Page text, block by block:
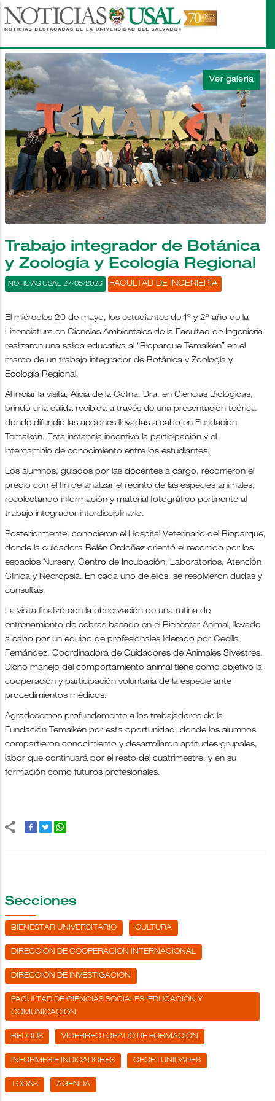
Pasar
al
principal
Trabajo integrador de Botánica
y Zoología y Ecología Regional
FACULTAD DE INGENIERÍA
NOTICIAS USAL 27/05/2026
El miércoles 20 de mayo, los estudiantes de 1º y 2º año de la
Licenciatura en Ciencias Ambientales de la Facultad de Ingeniería
realizaron una salida educativa al “Bioparque Temaikén” en el
marco de un trabajo integrador de Botánica y Zoología y
Ecología Regional.
Al iniciar la visita, Alicia de la Colina, Dra. en Ciencias Biológicas,
brindó una cálida recibida a través de una presentación teórica
donde difundió las acciones llevadas a cabo en Fundación
Temaikén. Esta instancia incentivó la participación y el
intercambio de conocimiento entre los estudiantes.
Los alumnos, guiados por las docentes a cargo, recorrieron el
predio con el fin de analizar el recinto de las especies animales,
recolectando información y material fotográfico pertinente al
trabajo integrador interdisciplinario.
Posteriormente, conocieron el Hospital Veterinario del Bioparque,
donde la cuidadora Belén Ordoñez orientó el recorrido por los
espacios Nursery, Centro de Incubación, Laboratorios, Atención
Clínica y Necropsia. En cada uno de ellos, se resolvieron dudas y
consultas.
La visita finalizó con la observación de una rutina de
entrenamiento de cebras basado en el Bienestar Animal, llevado
a cabo por un equipo de profesionales liderado por Cecilia
Fernández, Coordinadora de Cuidadores de Animales Silvestres.
Dicho manejo del comportamiento animal tiene como objetivo la
cooperación y participación voluntaria de la especie ante
procedimientos médicos.
Agradecemos profundamente a los trabajadores de la
Fundación Temaikén por esta oportunidad, donde los alumnos
compartieron conocimiento y desarrollaron aptitudes grupales,
labor que continuará por el resto del cuatrimestre, y en su
formación como futuros profesionales.
Secciones
BIENESTAR UNIVERSITARIO CULTURA
DIRECCIÓN DE COOPERACIÓN INTERNACIONAL
DIRECCIÓN DE INVESTIGACIÓN
FACULTAD DE CIENCIAS SOCIALES, EDUCACIÓN Y
COMUNICACIÓN
REDBUS VICERRECTORADO DE FORMACIÓN
INFORMES E INDICADORES OPORTUNIDADES
TODAS AGENDA